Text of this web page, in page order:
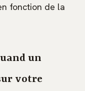
fonction de la
un
votre